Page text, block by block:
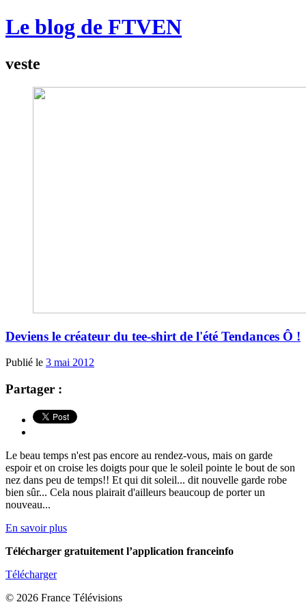
Le blog de FTVEN
veste
Deviens le créateur du tee-shirt de l'été Tendances Ô !
Publié le 3 mai 2012
Partager :
Le beau temps n'est pas encore au rendez-vous, mais on garde
espoir et on croise les doigts pour que le soleil pointe le bout de son
nez dans peu de temps!! Et qui dit soleil... dit nouvelle garde robe
bien sûr... Cela nous plairait d'ailleurs beaucoup de porter un
nouveau...
En savoir plus
Télécharger gratuitement l’application franceinfo
Télécharger
© 2026 France Télévisions